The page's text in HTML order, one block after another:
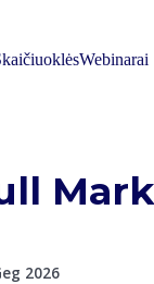
Webinarai
2026